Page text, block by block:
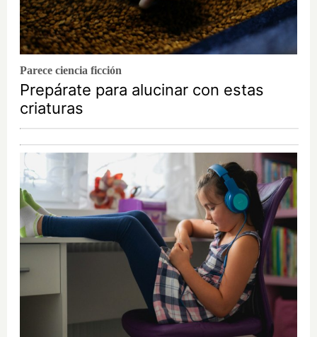
Parece ciencia ficción
Prepárate para alucinar con estas
criaturas